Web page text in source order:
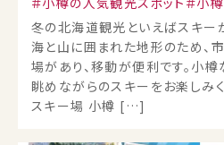
冬の北海道観光といえばスキー
海と山に囲まれた地形のため、
場があり、移動が便利です。小
眺めながらのスキーをお楽しみ
スキー場 小樽 […]